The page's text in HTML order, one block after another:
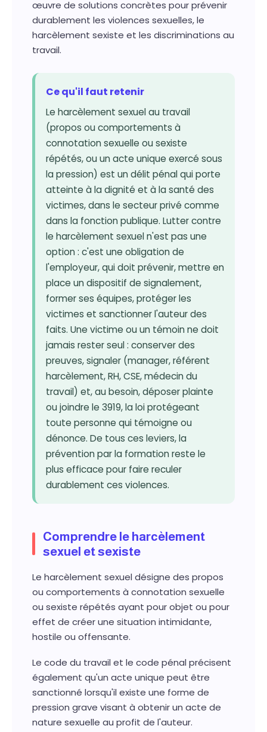
œuvre de solutions concrètes pour prévenir
durablement les violences sexuelles, le
harcèlement sexiste et les discriminations au
travail.
Ce qu'il faut retenir
Le harcèlement sexuel au travail
(propos ou comportements à
connotation sexuelle ou sexiste
répétés, ou un acte unique exercé sous
la pression) est un délit pénal qui porte
atteinte à la dignité et à la santé des
victimes, dans le secteur privé comme
dans la fonction publique. Lutter contre
le harcèlement sexuel n'est pas une
option : c'est une obligation de
l'employeur, qui doit prévenir, mettre en
place un dispositif de signalement,
former ses équipes, protéger les
victimes et sanctionner l'auteur des
faits. Une victime ou un témoin ne doit
jamais rester seul : conserver des
preuves, signaler (manager, référent
harcèlement, RH, CSE, médecin du
travail) et, au besoin, déposer plainte
ou joindre le 3919, la loi protégeant
toute personne qui témoigne ou
dénonce. De tous ces leviers, la
prévention par la formation reste le
plus efficace pour faire reculer
durablement ces violences.
Comprendre le harcèlement
sexuel et sexiste
Le harcèlement sexuel désigne des propos
ou comportements à connotation sexuelle
ou sexiste répétés ayant pour objet ou pour
effet de créer une situation intimidante,
hostile ou offensante.
Le code du travail et le code pénal précisent
également qu'un acte unique peut être
sanctionné lorsqu'il existe une forme de
pression grave visant à obtenir un acte de
nature sexuelle au profit de l'auteur.